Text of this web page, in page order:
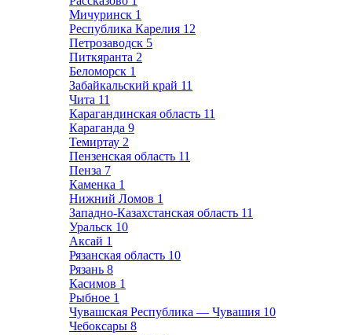
Мичуринск 1
Республика Карелия 12
Петрозаводск 5
Питкяранта 2
Беломорск 1
Забайкальский край 11
Чита 11
Карагандинская область 11
Караганда 9
Темиртау 2
Пензенская область 11
Пенза 7
Каменка 1
Нижний Ломов 1
Западно-Казахстанская область 11
Уральск 10
Аксай 1
Рязанская область 10
Рязань 8
Касимов 1
Рыбное 1
Чувашская Республика — Чувашия 10
Чебоксары 8